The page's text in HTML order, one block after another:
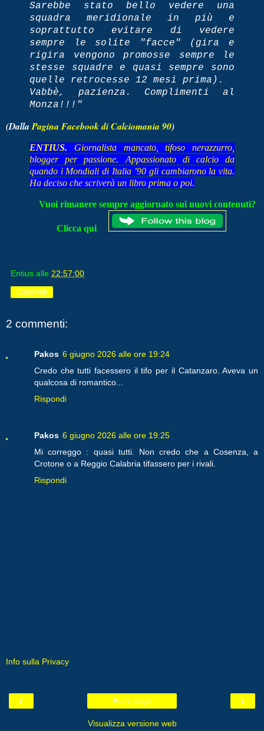
Sarebbe stato bello vedere una
squadra meridionale in più e
soprattutto evitare di vedere
sempre le solite "facce" (gira e
rigira vengono promosse sempre le
stesse squadre e quasi sempre sono
quelle retrocesse 12 mesi prima).
Vabbè, pazienza. Complimenti al
Monza!!!"
(DallaPagina Facebook di Calciomania 90)
ENTIUS. Giornalista mancato, tifoso nerazzurro,
blogger per passione. Appassionato di calcio da
quando i Mondiali di Italia ’90 gli cambiarono la vita.
Ha deciso che scriverà un libro prima o poi.
Vuoi rimanere sempre aggiornato sui nuovi contenuti?
Clicca qui
Entius alle 22:57:00
Condividi
2 commenti:
Pakos 6 giugno 2026 alle ore 19:24
Credo che tutti facessero il tifo per il Catanzaro. Aveva un
qualcosa di romantico...
Rispondi
Pakos 6 giugno 2026 alle ore 19:25
Mi correggo : quasi tutti. Non credo che a Cosenza, a
Crotone o a Reggio Calabria tifassero per i rivali.
Rispondi
Info sulla Privacy
‹ ›
Home page
Visualizza versione web